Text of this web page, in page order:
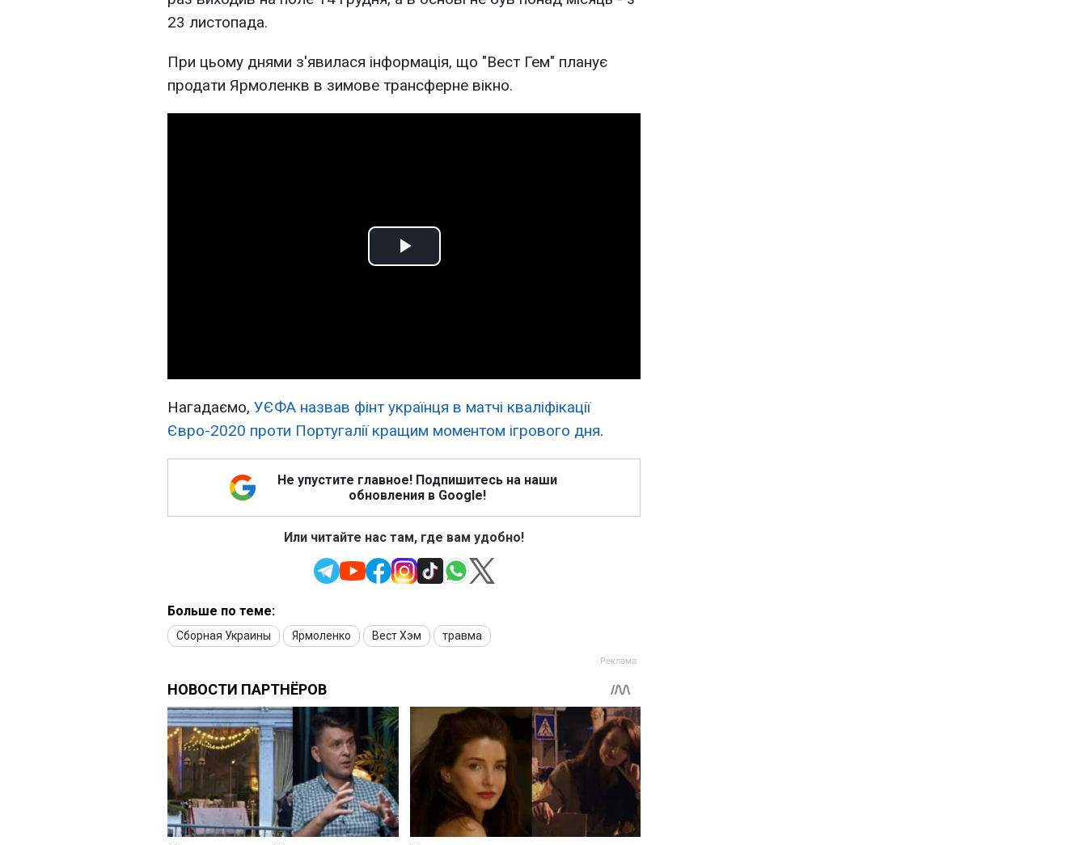
23 листопада.
При цьому днями з'явилася інформація, що "Вест Гем" планує
продати Ярмоленкв в зимове трансферне вікно.
Play
Нагадаємо, УЄФА назвав фінт українця в матчі кваліфікації
Євро-2020 проти Португалії кращим моментом ігрового дня.
Не упустите главное! Подпишитесь на наши
обновления в Google!
Или читайте нас там, где вам удобно!
Больше по теме:
Сборная Украины Ярмоленко Вест Хэм травма